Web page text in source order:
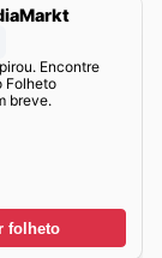
Encontre
Folheto
breve.
folheto